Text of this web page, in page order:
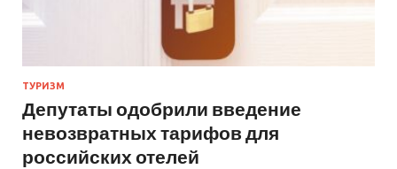
ТУРИЗМ
Депутаты одобрили введение
невозвратных тарифов для
российских отелей